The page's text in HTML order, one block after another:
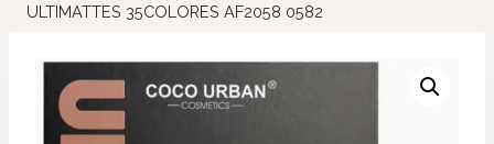
ULTIMATTES 35COLORES AF2058 0582